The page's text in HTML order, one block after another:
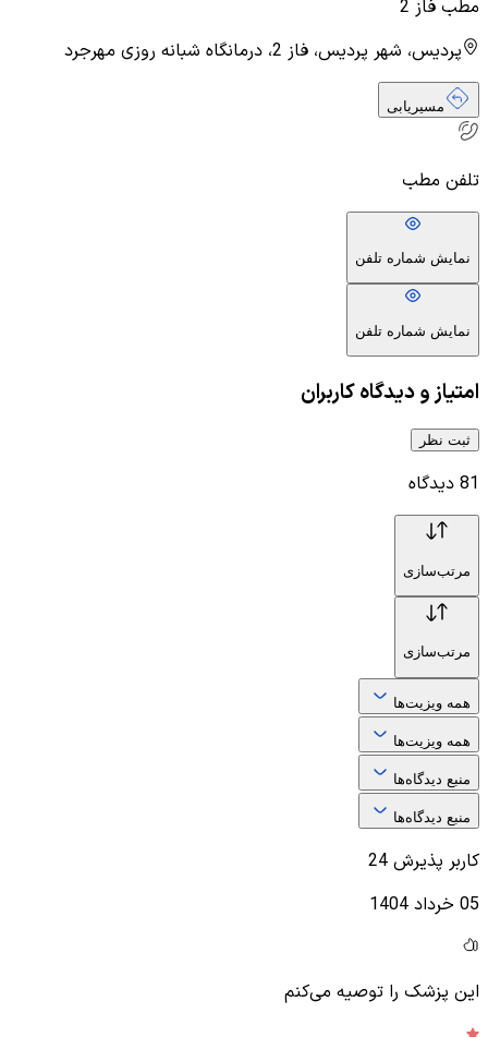
مطب فاز 2
پردیس، شهر پردیس، فاز 2، درمانگاه شبانه روزی مهرجرد
مسیریابی
تلفن مطب
نمایش شماره تلفن
نمایش شماره تلفن
امتیاز و دیدگاه کاربران
ثبت نظر
81 دیدگاه
مرتب‌سازی
مرتب‌سازی
همه ویزیت‌ها
همه ویزیت‌ها
منبع دیدگاه‌ها
منبع دیدگاه‌ها
کاربر پذیرش 24
05 خرداد 1404
این پزشک را توصیه می‌کنم